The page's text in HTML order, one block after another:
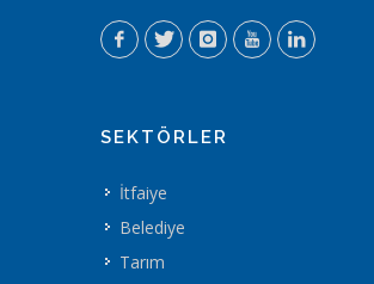
SEKTÖRLER
İtfaiye
Belediye
Tarım